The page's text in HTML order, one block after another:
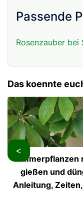
Passende
Rosenzauber bei
Das koennte
Zimmerpflanzen
gießen und
Anleitung,
<